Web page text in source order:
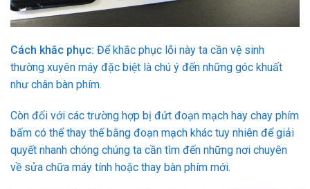
Cách khắc phục: Để khắc phục lỗi này ta cần vệ sinh
thường xuyên máy đặc biệt là chú ý đến những góc khuất
như chân bàn phím.
Còn đối với các trường hợp bị đứt đoạn mạch hay chay phím
bấm có thể thay thế bằng đoạn mạch khác tuy nhiên để giải
quyết nhanh chóng chúng ta cần tìm đến những nơi chuyên
về sửa chữa máy tính hoặc thay bàn phím mới.